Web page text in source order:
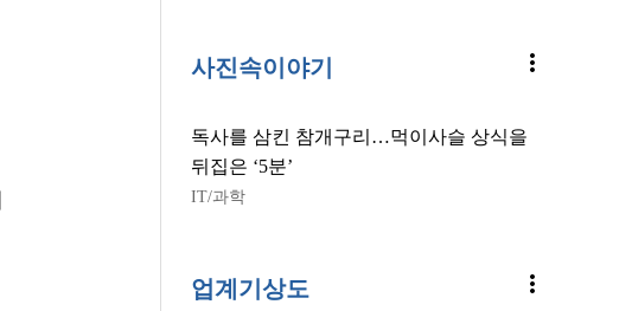
사진속이야기 more_vert
독사를 삼킨 참개구리…먹이사슬 상식을
뒤집은 ‘5분’
IT/과학
업계기상도 more_vert